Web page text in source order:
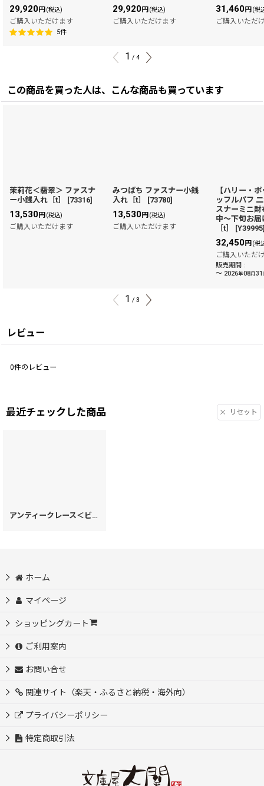
29,920円 (税込)
ご購入いただけます
5件
29,920円 (税込)
ご購入いただけます
31,460円 (税
ご購入いただ
1 / 4
この商品を買った人は、こんな商品も買っています
茉莉花＜翡翠＞ ファスナ
ー小銭入れ［t］
[73316]
13,530円 (税込)
ご購入いただけます
みつばち ファスナー小銭
入れ［t］
[73780]
13,530円 (税込)
ご購入いただけます
【ハリー・
ッフルパフ
スナーミニ財
中〜下旬お
［t］
[Y39995
32,450円 (税
ご購入いただ
販売期間 :
～ 2026年08月31
1 / 3
レビュー
0件のレビュー
最近チェックした商品 リセット
アンティークレース＜ビオラ＞ ぐるっとファスナーの長財布［t］
ホーム
マイページ
ショッピングカート
ご利用案内
お問い合せ
関連サイト（楽天・ふるさと納税・海外向）
プライバシーポリシー
特定商取引法